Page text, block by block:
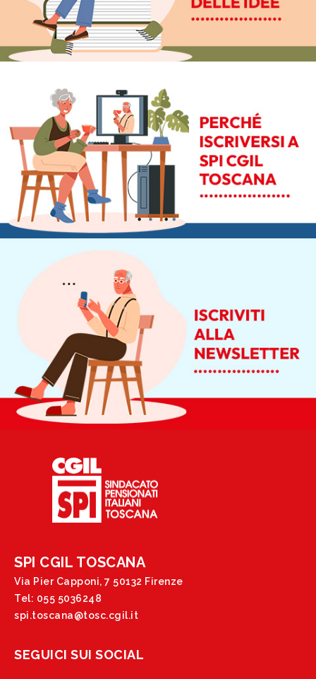
SPI CGIL TOSCANA
Via Pier Capponi, 7 50132 Firenze
Tel: 055 5036248
spi.toscana@tosc.cgil.it
SEGUICI SUI SOCIAL